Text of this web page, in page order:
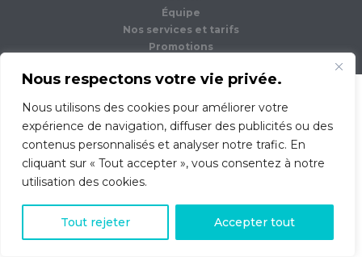
Nous respectons votre vie privée.
Nous utilisons des cookies pour améliorer votre
expérience de navigation, diffuser des publicités ou des
contenus personnalisés et analyser notre trafic. En
cliquant sur « Tout accepter », vous consentez à notre
utilisation des cookies.
Tout rejeter Accepter tout
Équipe
Nos services et tarifs
Promotions
0